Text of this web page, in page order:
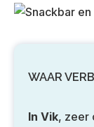
WAAR
In Vik, zeer